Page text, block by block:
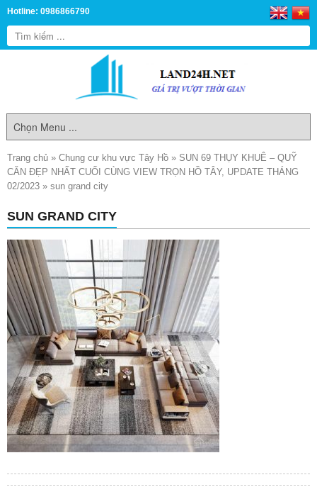
Hotline: 0986866790
Trang chủ » Chung cư khu vực Tây Hồ » SUN 69 THỤY KHUÊ – QUỸ
CĂN ĐẸP NHẤT CUỐI CÙNG VIEW TRỌN HỒ TÂY, UPDATE THÁNG
02/2023 » sun grand city
SUN GRAND CITY